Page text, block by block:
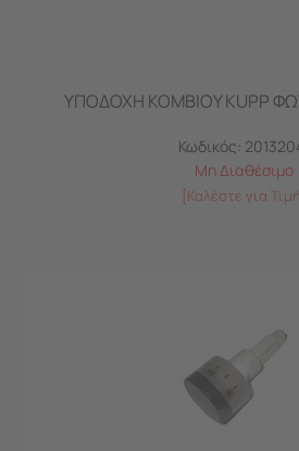
ΥΠΟΔΟΧΗ ΚΟΜΒΙΟΥ KUPP
Κωδικός:
Μη Διαθέσιμο
[Καλέστε για Τιμή]